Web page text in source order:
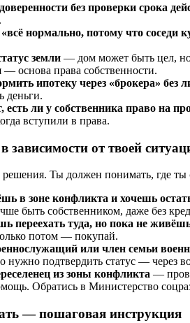
без проверки срока
нормально, потому что соседи
земли — дом может быть цел,
— основа права собственности.
ипотеку через «брокера» без
деньги.
есть ли у собственника право на
вступили в права.
от твоей
решения. Ты должен понимать, где ты
в зоне конфликта и хочешь
быть собственником, даже без
переехать туда, но пока не
потом — покупай.
или член семьи
нужно подтвердить статус — через
из зоны конфликта —
Обратись в Министерство
— пошаговая инструкция